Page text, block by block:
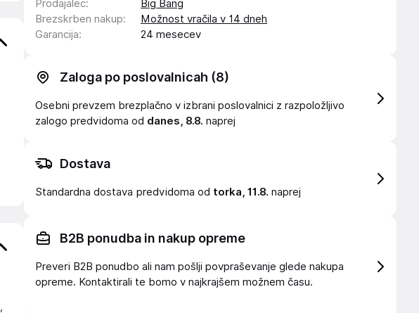
Prodajalec:
Big Bang
Brezskrben nakup:
Možnost vračila v 14 dneh
Garancija: 24 mesecev
Zaloga po poslovalnicah (8)
Osebni prevzem brezplačno v izbrani poslovalnici z razpoložljivo
zalogo predvidoma od danes, 8.8. naprej
Dostava
Standardna dostava predvidoma od torka, 11.8. naprej
B2B ponudba in nakup opreme
Preveri B2B ponudbo ali nam pošlji povpraševanje glede nakupa
opreme. Kontaktirali te bomo v najkrajšem možnem času.